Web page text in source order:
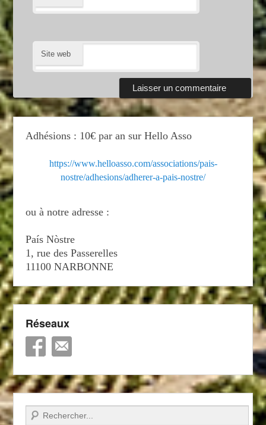
Site web
Adhésions : 10€ par an sur Hello Asso
https://www.helloasso.com/associations/pais-
nostre/adhesions/adherer-a-pais-nostre/
ou à notre adresse :
País Nòstre
1, rue des Passerelles
11100 NARBONNE
Réseaux
Recherche